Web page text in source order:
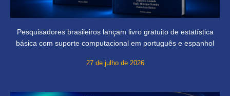
Pesquisadores brasileiros lançam livro gratuito de estatística
básica com suporte computacional em português e espanhol
27 de julho de 2026